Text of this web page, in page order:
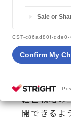
Sale or
CST-c86ad80f-
Confirm My
ITのわ
門的に学び
経営戦略の
開できるよ